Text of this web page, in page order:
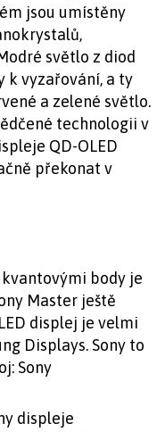
jsou umístěny
světlo z diod
k vyzařování, a ty
a zelené světlo.
technologii v
QD-OLED
překonat v
body je
Master ještě
displej je velmi
Displays. Sony to
Sony
displeje